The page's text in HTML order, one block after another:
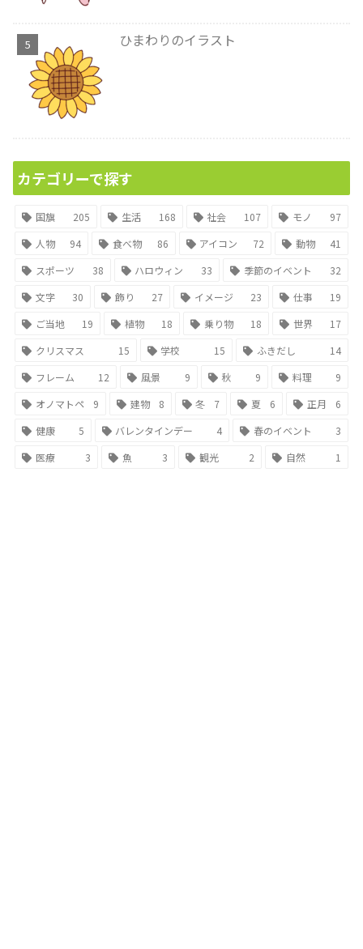
ひまわりのイラスト
カテゴリーで探す
国旗 205 生活 168 社会 107 モノ
97
人物
94 食べ物 86 アイコン 72 動物
41
スポーツ
38 ハロウィン 33 季節のイベント
32
文字
30 飾り 27 イメージ 23 仕事
19
ご当地
19 植物 18 乗り物 18 世界
17
クリスマス
15 学校 15 ふきだし
14
フレーム
12 風景 9 秋 9 料理
9
オノマトペ
9 建物 8 冬 7 夏 6 正月
6
健康
5 バレンタインデー 4 春のイベント
3
医療
3 魚 3 観光 2 自然 1